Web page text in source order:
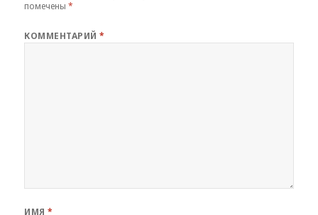
помечены*
КОММЕНТАРИЙ*
ИМЯ*